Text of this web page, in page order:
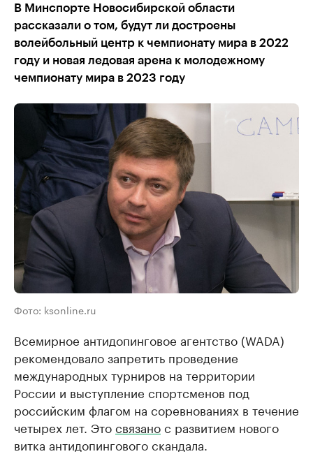
В Минспорте Новосибирской области
рассказали о том, будут ли достроены
волейбольный центр к чемпионату мира в 2022
году и новая ледовая арена к молодежному
чемпионату мира в 2023 году
Фото: ksonline.ru
Всемирное антидопинговое агентство (WADA)
рекомендовало запретить проведение
международных турниров на территории
России и выступление спортсменов под
российским флагом на соревнованиях в течение
четырех лет. Этосвязанос развитием нового
витка антидопингового скандала.